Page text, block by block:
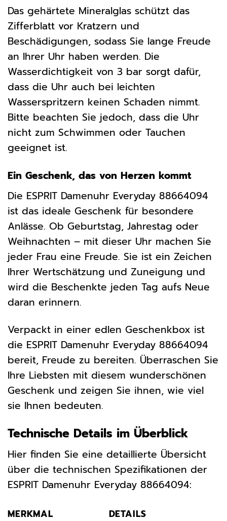
Das gehärtete Mineralglas schützt das
Zifferblatt vor Kratzern und
Beschädigungen, sodass Sie lange Freude
an Ihrer Uhr haben werden. Die
Wasserdichtigkeit von 3 bar sorgt dafür,
dass die Uhr auch bei leichten
Wasserspritzern keinen Schaden nimmt.
Bitte beachten Sie jedoch, dass die Uhr
nicht zum Schwimmen oder Tauchen
geeignet ist.
Ein Geschenk, das von Herzen kommt
Die ESPRIT Damenuhr Everyday 88664094
ist das ideale Geschenk für besondere
Anlässe. Ob Geburtstag, Jahrestag oder
Weihnachten – mit dieser Uhr machen Sie
jeder Frau eine Freude. Sie ist ein Zeichen
Ihrer Wertschätzung und Zuneigung und
wird die Beschenkte jeden Tag aufs Neue
daran erinnern.
Verpackt in einer edlen Geschenkbox ist
die ESPRIT Damenuhr Everyday 88664094
bereit, Freude zu bereiten. Überraschen Sie
Ihre Liebsten mit diesem wunderschönen
Geschenk und zeigen Sie ihnen, wie viel
sie Ihnen bedeuten.
Technische Details im Überblick
Hier finden Sie eine detaillierte Übersicht
über die technischen Spezifikationen der
ESPRIT Damenuhr Everyday 88664094:
MERKMAL
DETAILS